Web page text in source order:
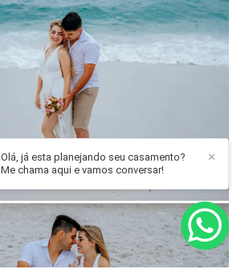
✕
Olá, já esta planejando seu casamento?
Me chama aqui e vamos conversar!